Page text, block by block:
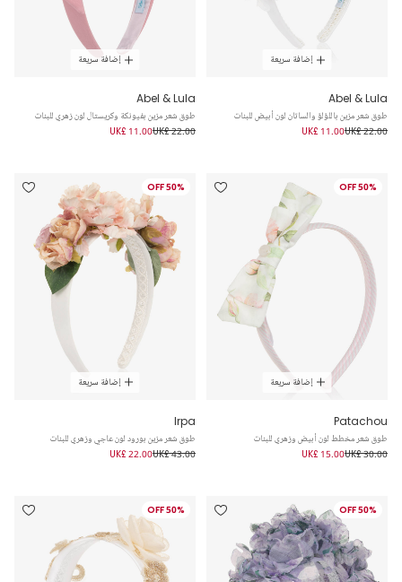
إضافة سريعة
Abel & Lula
طوق شعر مزين باللؤلؤ والساتان لون أبيض للبنات
UK£ 22.00
UK£ 11.00
إضافة سريعة
Abel & Lula
طوق شعر مزين بفيونكة وكريستال لون زهري للبنات
UK£ 22.00
UK£ 11.00
50% OFF
إضافة سريعة
Patachou
طوق شعر مخطط لون أبيض وزهري للبنات
UK£ 30.00
UK£ 15.00
50% OFF
إضافة سريعة
Irpa
طوق شعر مزين بورود لون عاجي وزهري للبنات
UK£ 43.00
UK£ 22.00
50% OFF
50% OFF